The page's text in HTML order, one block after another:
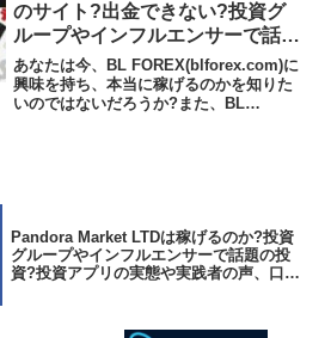
のサイト?出金できない?投資グ
ループやインフルエンサーで話題
のFX?副業の実態や実践者の声、
口コミや評判を調査しました
あなたは今、BL FOREX(blforex.com)に
興味を持ち、本当に稼げるのかを知りた
いのではないだろうか?また、BL
Pandora Market LTDは稼げるのか?投資
グループやインフルエンサーで話題の投
資?投資アプリの実態や実践者の声、口コ